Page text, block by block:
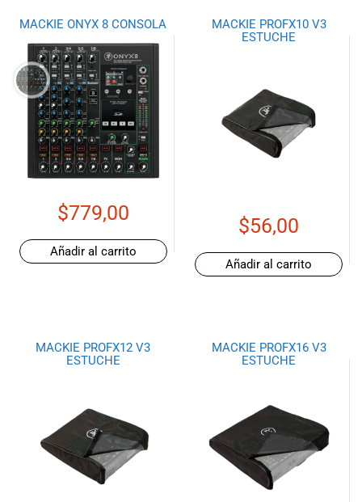
MACKIE ONYX 8 CONSOLA
$779,00
Añadir al carrito
MACKIE PROFX10 V3
ESTUCHE
$56,00
Añadir al carrito
MACKIE PROFX12 V3
ESTUCHE
MACKIE PROFX16 V3
ESTUCHE